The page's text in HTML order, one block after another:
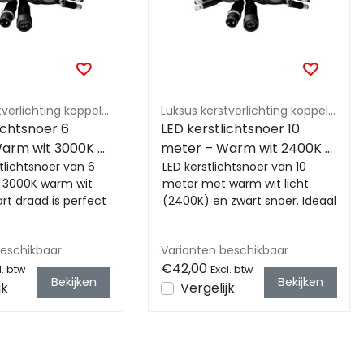
Luksus kerstverlichting koppelbaar 230V
6
wit 3000K –
– 230V van 6
warm wit
draad is perfect
btw
Bekijken
Luksus kerstverlichting koppelbaar 230V
LED kerstlichtsnoer 10
meter – Warm wit 2400K –
Zwart snoer – 230V
systeem (IP65)
LED kerstlichtsnoer van 10
meter met warm wit licht
(2400K) en zwart snoer. Ideaal
Varianten beschikbaar
€42,00 Excl. btw
Vergelijk Bekijken